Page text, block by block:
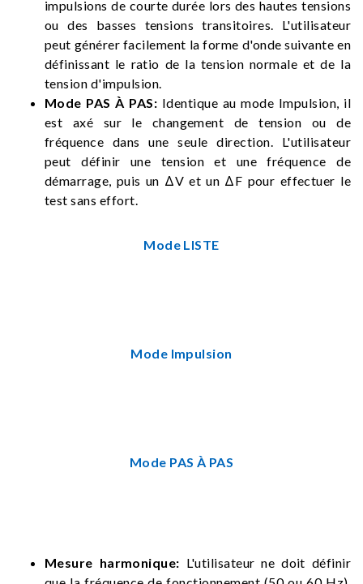
impulsions de courte durée lors des hautes tensions
ou des basses tensions transitoires. L'utilisateur
peut générer facilement la forme d'onde suivante en
définissant le ratio de la tension normale et de la
tension d'impulsion.
Mode PAS À PAS: Identique au mode Impulsion, il
est axé sur le changement de tension ou de
fréquence dans une seule direction. L'utilisateur
peut définir une tension et une fréquence de
démarrage, puis un ΔV et un ΔF pour effectuer le
test sans effort.
Mode LISTE
Mode Impulsion
Mode PAS À PAS
Mesure harmonique: L'utilisateur ne doit définir